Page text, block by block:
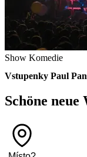
Show Komedie
Vstupenky Paul
Schöne